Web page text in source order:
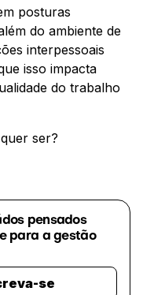
posturas
do ambiente de
interpessoais
isso impacta
do trabalho
ser?
pensados
para a gestão
se